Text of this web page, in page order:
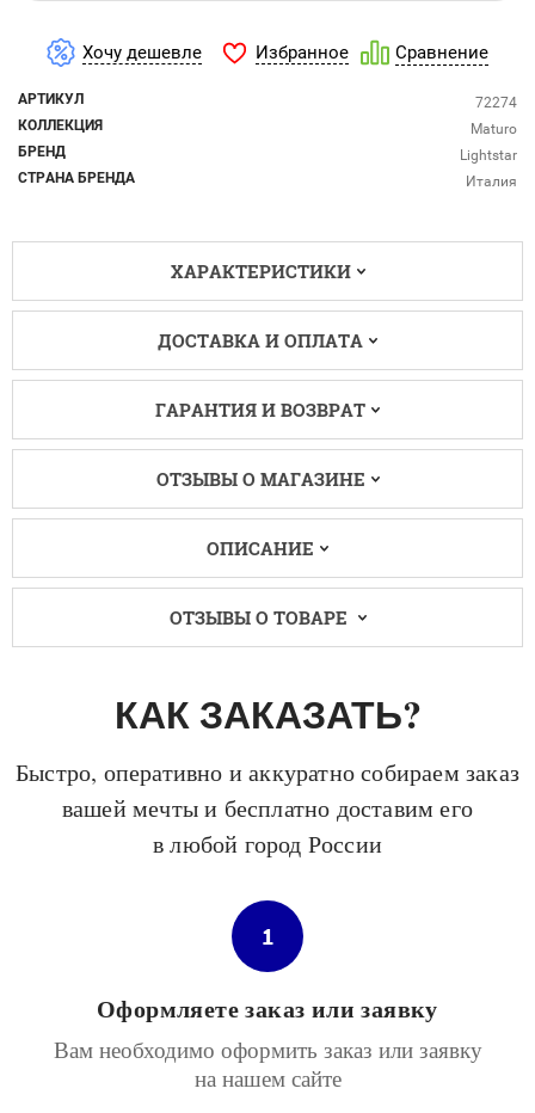
Хочу дешевле Избранное Сравнение
АРТИКУЛ
72274
КОЛЛЕКЦИЯ
Maturo
БРЕНД
Lightstar
СТРАНА БРЕНДА
Италия
ХАРАКТЕРИСТИКИ
ДОСТАВКА И ОПЛАТА
ГАРАНТИЯ И ВОЗВРАТ
ОТЗЫВЫ О МАГАЗИНЕ
ОПИСАНИЕ
ОТЗЫВЫ О ТОВАРЕ
КАК ЗАКАЗАТЬ?
Быстро, оперативно и аккуратно собираем заказ
вашей мечты и бесплатно доставим его
в любой город России
1
Оформляете заказ или заявку
Вам необходимо оформить заказ или заявку
на нашем сайте